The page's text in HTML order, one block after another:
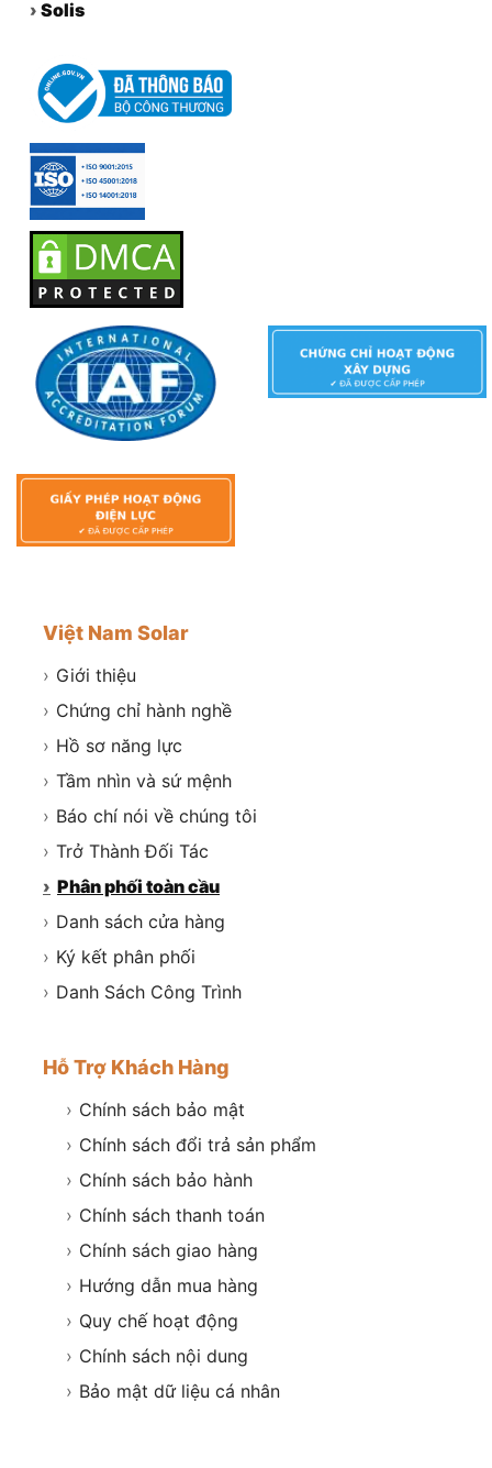
› Solis
Việt Nam Solar
› Giới thiệu
› Chứng chỉ hành nghề
› Hồ sơ năng lực
› Tầm nhìn và sứ mệnh
› Báo chí nói về chúng tôi
› Trở Thành Đối Tác
› Phân phối toàn cầu
› Danh sách cửa hàng
› Ký kết phân phối
› Danh Sách Công Trình
Hỗ Trợ Khách Hàng
› Chính sách bảo mật
› Chính sách đổi trả sản phẩm
› Chính sách bảo hành
› Chính sách thanh toán
› Chính sách giao hàng
› Hướng dẫn mua hàng
› Quy chế hoạt động
› Chính sách nội dung
› Bảo mật dữ liệu cá nhân